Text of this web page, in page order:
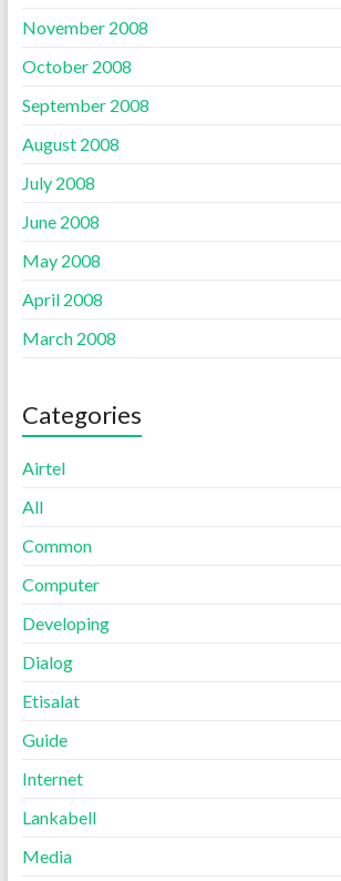
November 2008
October 2008
September 2008
August 2008
July 2008
June 2008
May 2008
April 2008
March 2008
Categories
Airtel
All
Common
Computer
Developing
Dialog
Etisalat
Guide
Internet
Lankabell
Media